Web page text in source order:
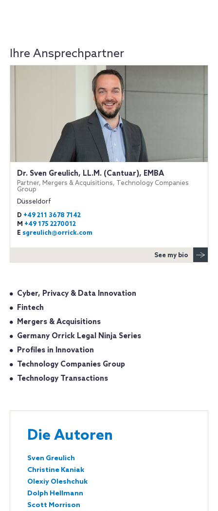
Ihre Ansprechpartner
Dr. Sven Greulich, LL.M. (Cantuar), EMBA
Partner, Mergers & Acquisitions, Technology Companies
Group
Düsseldorf
D +49 211 3678 7142
M +49 175 2270012
E sgreulich@orrick.com
See my bio
Cyber, Privacy & Data Innovation
Fintech
Mergers & Acquisitions
Germany Orrick Legal Ninja Series
Profiles in Innovation
Technology Companies Group
Technology Transactions
Die Autoren
Sven Greulich
Christine Kaniak
Olexiy Oleshchuk
Dolph Hellmann
Scott Morrison